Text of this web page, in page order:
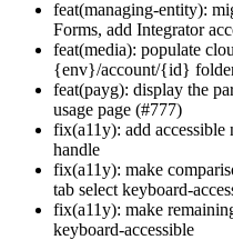
feat(managing-entity):
Forms, add Integrator
feat(media): populate
{env}/account/{id}
feat(payg): display the
usage page (#777)
fix(a11y): add accessible
handle
fix(a11y): make
tab select keyboard-
fix(a11y): make
keyboard-accessible